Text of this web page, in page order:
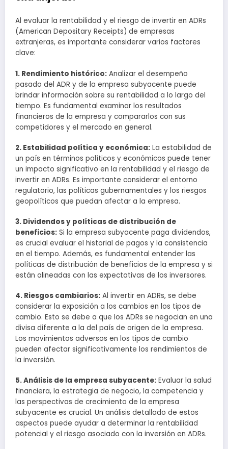
Al evaluar la rentabilidad y el riesgo de invertir en ADRs
(American Depositary Receipts) de empresas
extranjeras, es importante considerar varios factores
clave:
1. Rendimiento histórico: Analizar el desempeño
pasado del ADR y de la empresa subyacente puede
brindar información sobre su rentabilidad a lo largo del
tiempo. Es fundamental examinar los resultados
financieros de la empresa y compararlos con sus
competidores y el mercado en general.
2. Estabilidad política y económica: La estabilidad de
un país en términos políticos y económicos puede tener
un impacto significativo en la rentabilidad y el riesgo de
invertir en ADRs. Es importante considerar el entorno
regulatorio, las políticas gubernamentales y los riesgos
geopolíticos que puedan afectar a la empresa.
3. Dividendos y políticas de distribución de
beneficios: Si la empresa subyacente paga dividendos,
es crucial evaluar el historial de pagos y la consistencia
en el tiempo. Además, es fundamental entender las
políticas de distribución de beneficios de la empresa y si
están alineadas con las expectativas de los inversores.
4. Riesgos cambiarios: Al invertir en ADRs, se debe
considerar la exposición a los cambios en los tipos de
cambio. Esto se debe a que los ADRs se negocian en una
divisa diferente a la del país de origen de la empresa.
Los movimientos adversos en los tipos de cambio
pueden afectar significativamente los rendimientos de
la inversión.
5. Análisis de la empresa subyacente: Evaluar la salud
financiera, la estrategia de negocio, la competencia y
las perspectivas de crecimiento de la empresa
subyacente es crucial. Un análisis detallado de estos
aspectos puede ayudar a determinar la rentabilidad
potencial y el riesgo asociado con la inversión en ADRs.